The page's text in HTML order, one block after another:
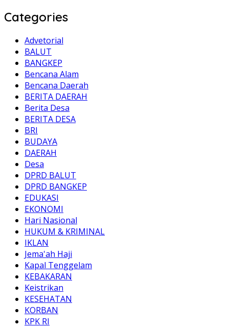
Categories
Advetorial
BALUT
BANGKEP
Bencana Alam
Bencana Daerah
BERITA DAERAH
Berita Desa
BERITA DESA
BRI
BUDAYA
DAERAH
Desa
DPRD BALUT
DPRD BANGKEP
EDUKASI
EKONOMI
Hari Nasional
HUKUM & KRIMINAL
IKLAN
Jema'ah Haji
Kapal Tenggelam
KEBAKARAN
Keistrikan
KESEHATAN
KORBAN
KPK RI